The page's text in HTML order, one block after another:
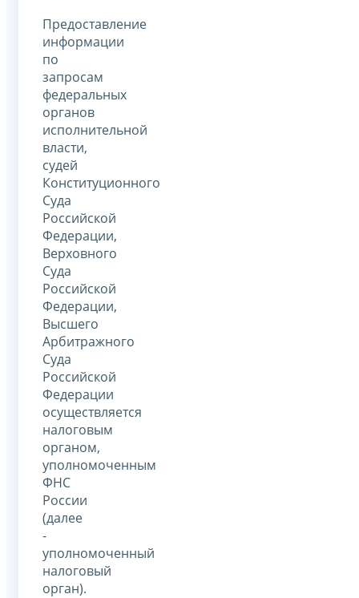
Предоставление
информации
по
запросам
федеральных
органов
исполнительной
власти,
судей
Конституционного
Суда
Российской
Федерации,
Верховного
Суда
Российской
Федерации,
Высшего
Арбитражного
Суда
Российской
Федерации
осуществляется
налоговым
органом,
уполномоченным
ФНС
России
(далее
-
уполномоченный
налоговый
орган).